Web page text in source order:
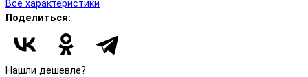
Все характеристики
Поделиться:
Нашли дешевле?